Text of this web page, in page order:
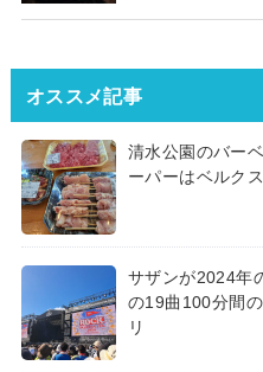
オススメ記事
清水公園のバー
ーパーはベルク
サザンが2024年
の19曲100分間
リ